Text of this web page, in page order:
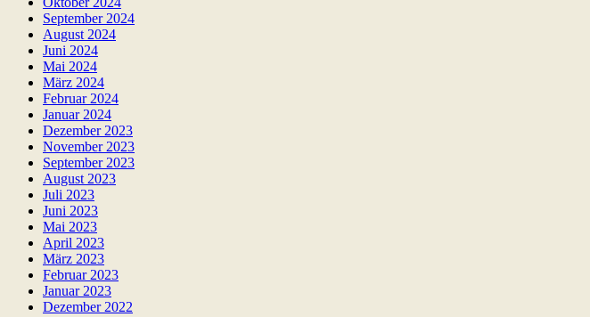
September 2024
August 2024
Juni 2024
Mai 2024
März 2024
Februar 2024
Januar 2024
Dezember 2023
November 2023
September 2023
August 2023
Juli 2023
Juni 2023
Mai 2023
April 2023
März 2023
Februar 2023
Januar 2023
Dezember 2022